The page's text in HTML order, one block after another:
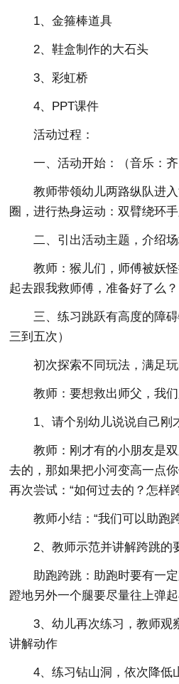
1、金箍棒道具
2、鞋盒制作的大石头
3、彩虹桥
4、PPT课件
活动过程：
一、活动开始：（音乐：齐
教师带领幼儿两路纵队进
圈，进行热身运动：双臂绕环
二、引出活动主题，介绍
教师：猴儿们，师傅被妖
起去跟我救师傅，准备好了么？
三、练习跳跃有高度的障
三到五次）
初次探索不同玩法，满足玩
教师：要想救出师父，我
1、请个别幼儿说说自己刚
教师：刚才有的小朋友是
去的，那如果把小河变高一点
再次尝试：“如何过去的？怎样
教师小结：“我们可以助跑
2、教师示范并讲解跨跳的
助跑跨跳：助跑时要有一
蹬地另外一个腿要尽量往上弹起
3、幼儿再次练习，教师观
讲解动作
4、练习钻山洞，依次降低